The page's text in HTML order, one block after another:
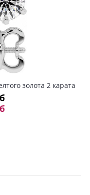
золота 2 карата